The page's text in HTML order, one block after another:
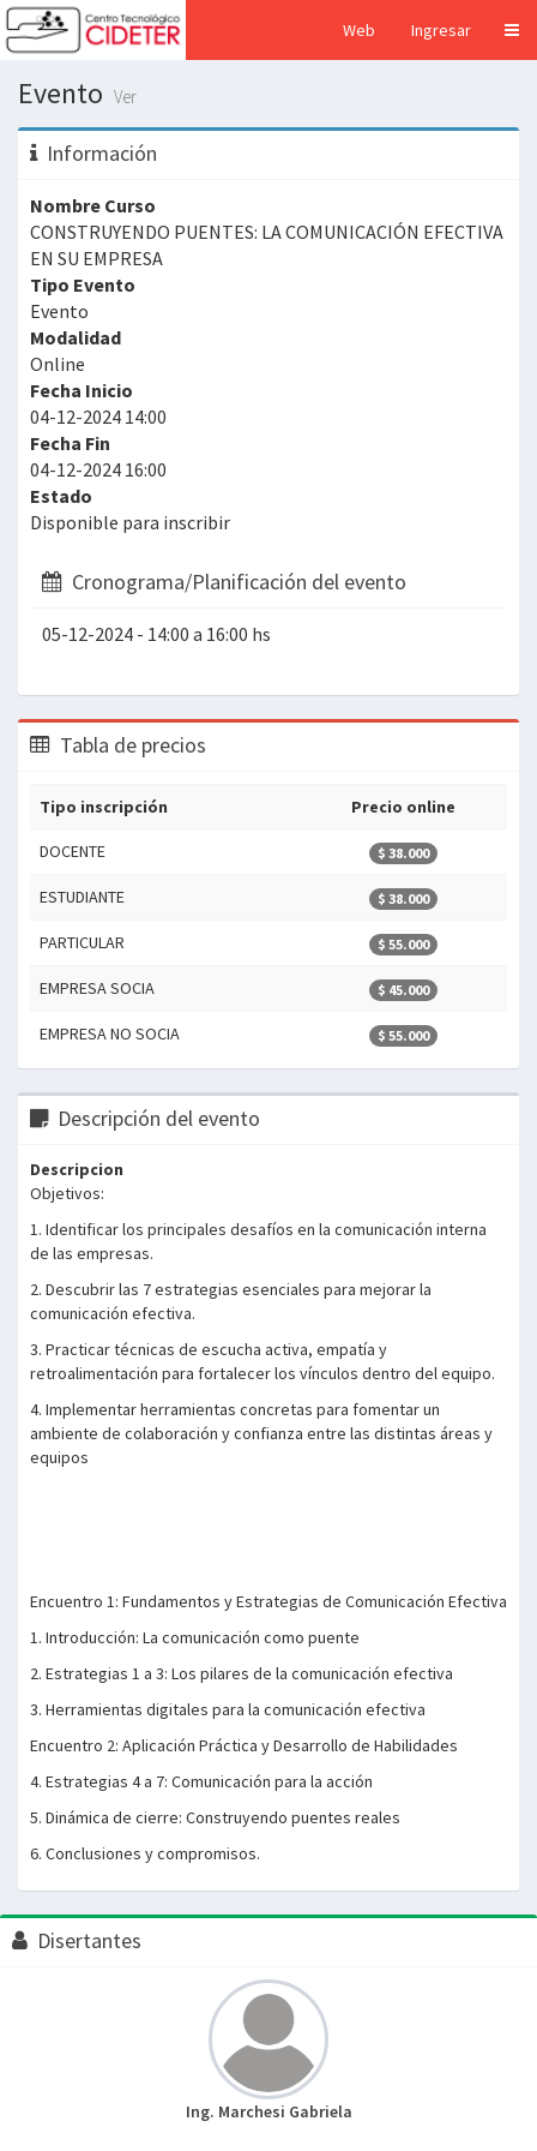
Web Ingresar
Evento Ver
Información
Nombre Curso
CONSTRUYENDO PUENTES: LA COMUNICACIÓN EFECTIVA
EN SU EMPRESA
Tipo Evento
Evento
Modalidad
Online
Fecha Inicio
04-12-2024 14:00
Fecha Fin
04-12-2024 16:00
Estado
Disponible para inscribir
Cronograma/Planificación del evento
05-12-2024 - 14:00 a 16:00 hs
Tabla de precios
Tipo inscripción Precio online
DOCENTE $ 38.000
ESTUDIANTE $ 38.000
PARTICULAR $ 55.000
EMPRESA SOCIA $ 45.000
EMPRESA NO SOCIA $ 55.000
Descripción del evento
Descripcion
Objetivos:
1. Identificar los principales desafíos en la comunicación interna
de las empresas.
2. Descubrir las 7 estrategias esenciales para mejorar la
comunicación efectiva.
3. Practicar técnicas de escucha activa, empatía y
retroalimentación para fortalecer los vínculos dentro del equipo.
4. Implementar herramientas concretas para fomentar un
ambiente de colaboración y confianza entre las distintas áreas y
equipos
Encuentro 1: Fundamentos y Estrategias de Comunicación Efectiva
1. Introducción: La comunicación como puente
2. Estrategias 1 a 3: Los pilares de la comunicación efectiva
3. Herramientas digitales para la comunicación efectiva
Encuentro 2: Aplicación Práctica y Desarrollo de Habilidades
4. Estrategias 4 a 7: Comunicación para la acción
5. Dinámica de cierre: Construyendo puentes reales
6. Conclusiones y compromisos.
Disertantes
Ing. Marchesi Gabriela